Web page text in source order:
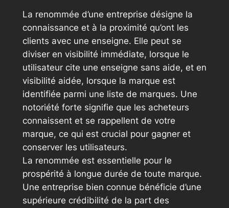
La renommée d’une entreprise désigne la
connaissance et à la proximité qu’ont les
clients avec une enseigne. Elle peut se
diviser en visibilité immédiate, lorsque le
utilisateur cite une enseigne sans aide, et en
visibilité aidée, lorsque la marque est
identifiée parmi une liste de marques. Une
notoriété forte signifie que les acheteurs
connaissent et se rappellent de votre
marque, ce qui est crucial pour gagner et
conserver les utilisateurs.
La renommée est essentielle pour le
prospérité à longue durée de toute marque.
Une entreprise bien connue bénéficie d’une
supérieure crédibilité de la part des